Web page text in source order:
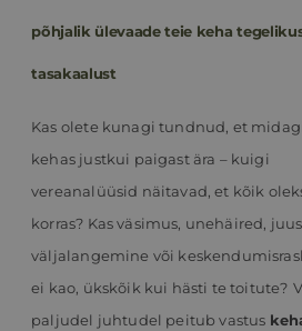
põhjalik ülevaade teie keha
tasakaalust
Kas olete kunagi tundnud, et
kehas justkui paigast ära – kuigi
vereanalüüsid näitavad, et kõik
korras? Kas väsimus, unehäired,
väljalangemine või
ei kao, ükskõik kui hästi te toitute?
paljudel juhtudel peitub vastus